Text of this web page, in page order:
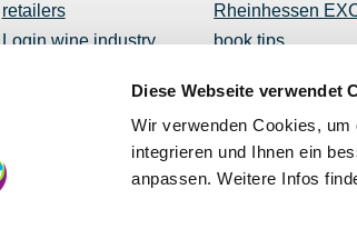
Diese Webseite verwendet
Wir verwenden Cookies,
integrieren und Ihnen ein
anpassen. Weitere Infos
retailers
Login wine industry
Rheinhessen
book tips
Newsletter
regional